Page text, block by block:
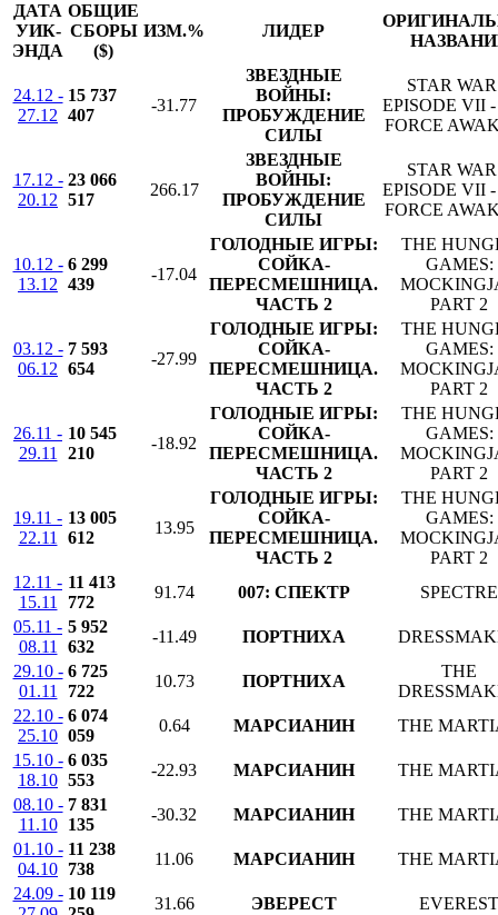
ДАТА
УИК-
ЭНДА
ОБЩИЕ
СБОРЫ
($)
ИЗМ.% ЛИДЕР
24.12 -
27.12
15 737
407
-31.77
ЗВЕЗДНЫЕ
ВОЙНЫ:
ПРОБУЖДЕНИЕ
СИЛЫ
STAR
EPISODE VII
FORCE
17.12 -
20.12
23 066
517
266.17
ЗВЕЗДНЫЕ
ВОЙНЫ:
ПРОБУЖДЕНИЕ
СИЛЫ
STAR
EPISODE VII
FORCE
10.12 -
13.12
6 299
439
-17.04
ГОЛОДНЫЕ ИГРЫ:
СОЙКА-
ПЕРЕСМЕШНИЦА.
ЧАСТЬ 2
THE
GAMES:
PART 2
03.12 -
06.12
7 593
654
-27.99
ГОЛОДНЫЕ ИГРЫ:
СОЙКА-
ПЕРЕСМЕШНИЦА.
ЧАСТЬ 2
THE
GAMES:
PART 2
26.11 -
29.11
10 545
210
-18.92
ГОЛОДНЫЕ ИГРЫ:
СОЙКА-
ПЕРЕСМЕШНИЦА.
ЧАСТЬ 2
THE
GAMES:
PART 2
19.11 -
22.11
13 005
612
13.95
ГОЛОДНЫЕ ИГРЫ:
СОЙКА-
ПЕРЕСМЕШНИЦА.
ЧАСТЬ 2
THE
GAMES:
PART 2
12.11 -
15.11
11 413
772
91.74 007: СПЕКТР
SPECTRE
05.11 -
08.11
5 952
632
-11.49 ПОРТНИХА
29.10 -
01.11
6 725
722
10.73 ПОРТНИХА
THE
22.10 -
25.10
6 074
059
0.64 МАРСИАНИН
THE
15.10 -
18.10
6 035
553
-22.93 МАРСИАНИН
THE
08.10 -
11.10
7 831
135
-30.32 МАРСИАНИН
THE
01.10 -
04.10
11 238
738
11.06 МАРСИАНИН
THE
24.09 - 10 119
31.66 ЭВЕРЕСТ EVEREST